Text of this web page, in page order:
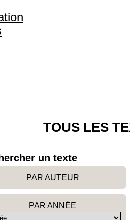
TOUS LES
un texte
PAR AUTEUR
PAR ANNÉE